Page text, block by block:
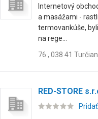
Internetový
a masážami -
termovankúše,
na rege...
76 , 038 41
RED-STORE